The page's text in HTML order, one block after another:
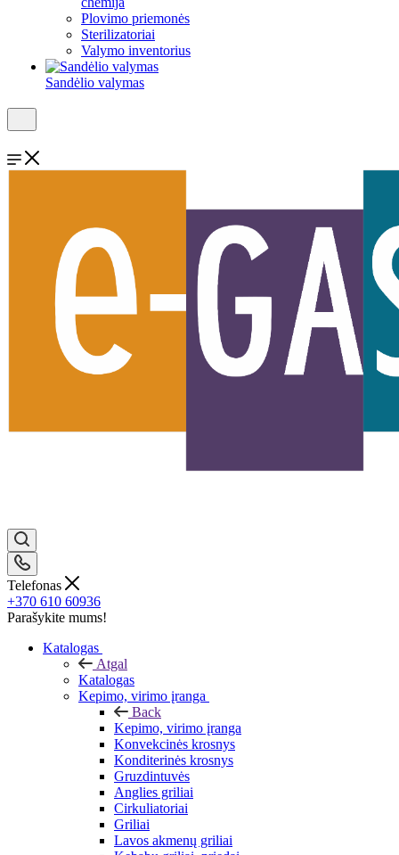
Plovimo priemonės
Sterilizatoriai
Valymo inventorius
Sandėlio valymas
Telefonas
+370 610 60936
Parašykite mums!
Katalogas
Atgal
Katalogas
Kepimo, virimo įranga
Back
Kepimo, virimo įranga
Konvekcinės krosnys
Konditerinės krosnys
Gruzdintuvės
Anglies griliai
Cirkuliatoriai
Griliai
Lavos akmenų griliai